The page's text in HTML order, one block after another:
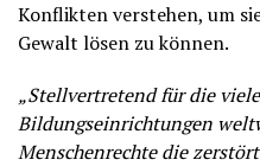
Konflikten verstehen, um
Gewalt lösen zu können.
„Stellvertretend für die
Bildungseinrichtungen
Menschenrechte die